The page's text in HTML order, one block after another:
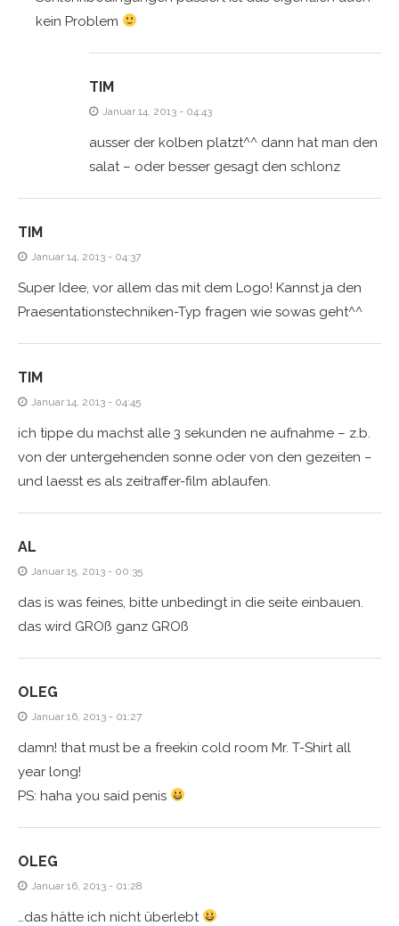
kein Problem
TIM
Januar 14, 2013 - 04:43
ausser der kolben platzt^^ dann hat man den
salat – oder besser gesagt den schlonz
TIM
Januar 14, 2013 - 04:37
Super Idee, vor allem das mit dem Logo! Kannst ja den
Praesentationstechniken-Typ fragen wie sowas geht^^
TIM
Januar 14, 2013 - 04:45
ich tippe du machst alle 3 sekunden ne aufnahme – z.b.
von der untergehenden sonne oder von den gezeiten –
und laesst es als zeitraffer-film ablaufen.
AL
Januar 15, 2013 - 00:35
das is was feines, bitte unbedingt in die seite einbauen.
das wird GROß ganz GROß
OLEG
Januar 16, 2013 - 01:27
damn! that must be a freekin cold room Mr. T-Shirt all
year long!
PS: haha you said penis
OLEG
Januar 16, 2013 - 01:28
…das hätte ich nicht überlebt